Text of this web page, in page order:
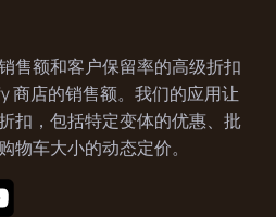
售额和客户保留率的高级折扣
商店的销售额。我们的应用让
扣，包括特定变体的优惠、批
物车大小的动态定价。